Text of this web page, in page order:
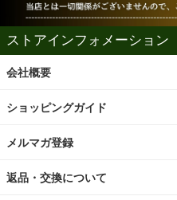
ストアインフォメーション
会社概要
ショッピングガイド
メルマガ登録
返品・交換について